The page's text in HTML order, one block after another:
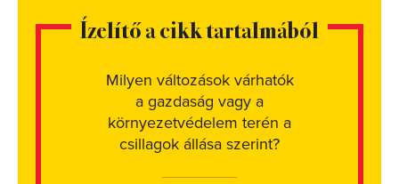
Ízelítő a cikk tartalmából
Milyen változások várhatók
a gazdaság vagy a
környezetvédelem terén a
csillagok állása szerint?